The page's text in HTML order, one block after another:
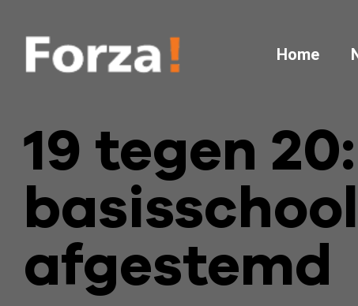
Home
19 tegen
afgestemd